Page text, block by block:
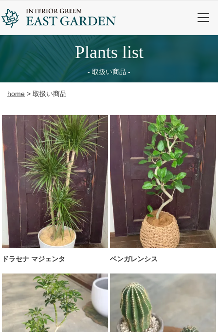
plants list
取扱い商品
home > 取扱い商品
ドラセナ マジェンタ ベンガレンシス